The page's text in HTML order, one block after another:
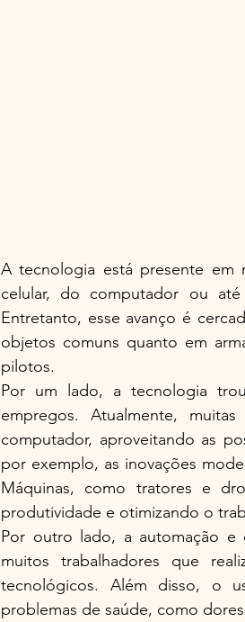
A tecnologia está presente em
celular, do computador ou
Entretanto, esse avanço é
objetos comuns quanto em
pilotos.
Por um lado, a tecnologia
empregos. Atualmente,
computador, aproveitando as
por exemplo, as inovações
Máquinas, como tratores e
produtividade e otimizando o
Por outro lado, a automação e
muitos trabalhadores que
tecnológicos. Além disso, o
problemas de saúde, como